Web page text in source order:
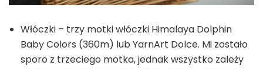
Włóczki – trzy motki włóczki Himalaya Dolphin
Baby Colors (360m) lub YarnArt Dolce. Mi zostało
sporo z trzeciego motka, jednak wszystko zależy